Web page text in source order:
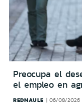
Preocupa el
el empleo en
REDMAULE 06/08/2026